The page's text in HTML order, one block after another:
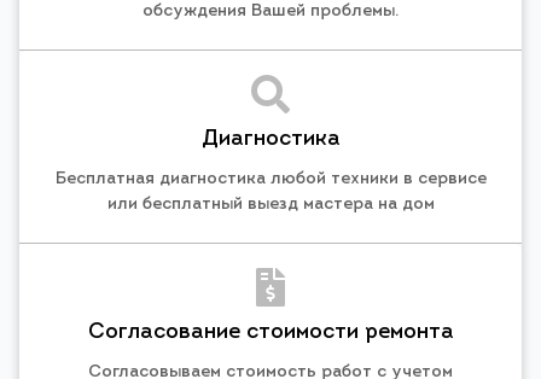
обсуждения Вашей проблемы.
Диагностика
Бесплатная диагностика любой техники в сервисе
или бесплатный выезд мастера на дом
Согласование стоимости ремонта
Согласовываем стоимость работ с учетом